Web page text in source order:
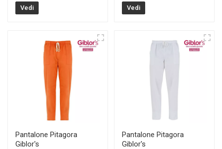
Vedi Vedi
Pantalone Pitagora
Giblor's
Pantalone Pitagora
Giblor's